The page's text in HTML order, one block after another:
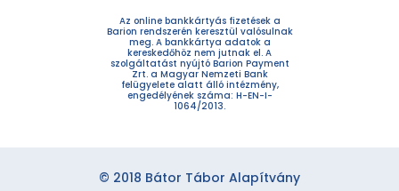
Az online bankkártyás fizetések a
Barion rendszerén keresztül valósulnak
meg. A bankkártya adatok a
kereskedőhöz nem jutnak el. A
szolgáltatást nyújtó Barion Payment
Zrt. a Magyar Nemzeti Bank
felügyelete alatt álló intézmény,
engedélyének száma: H-EN-I-
1064/2013.
© 2018 Bátor Tábor Alapítvány